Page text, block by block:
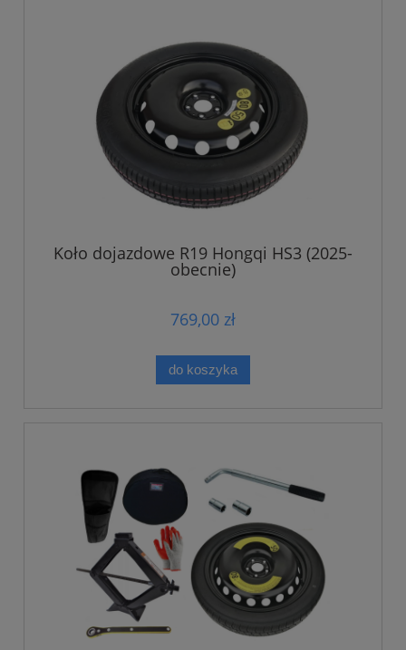
Koło dojazdowe R19 Hongqi HS3 (2025-
obecnie)
769,00 zł
do koszyka